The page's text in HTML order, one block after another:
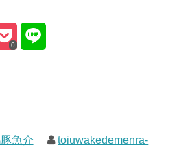
0
魚介
toiuwakedemenra-